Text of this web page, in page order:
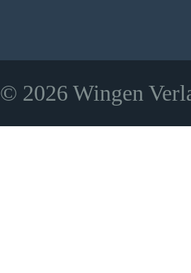
© 2026 Wingen